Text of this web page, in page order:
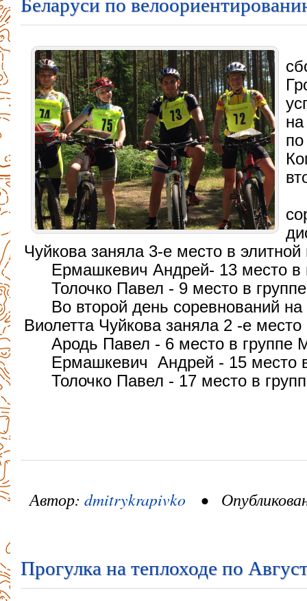
Чуйкова заняла 3-е место в элитной
Ермашкевич Андрей- 13 место в
Толочко Павел - 9 место в
Во второй день соревнований
Виолетта Чуйкова заняла 2 -е место
Ародь Павел - 6 место в группе
Ермашкевич Андрей - 15 место
Толочко Павел - 17 место в
Автор: dmitrykrapivko •
Прогулка на теплоходе по